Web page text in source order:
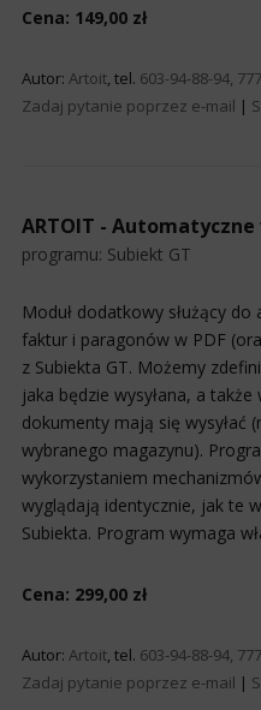
Cena: 149,00 zł
Autor: Artoit, tel. 603-94-88-94,
Zadaj pytanie poprzez e-mail |
ARTOIT -
programu: Subiekt GT
Moduł dodatkowy służący
faktur i paragonów w PDF
z Subiekta GT. Możemy
jaka będzie wysyłana, a
dokumenty mają się wysyłać
wybranego magazynu).
wykorzystaniem
wyglądają identycznie, jak te
Subiekta. Program wymaga
Cena: 299,00 zł
Autor: Artoit, tel. 603-94-88-94,
Zadaj pytanie poprzez e-mail |